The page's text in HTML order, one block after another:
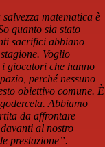
salvezza matematica è
quanto sia stato
sacrifici abbiano
Voglio
giocatori che hanno
perché nessuno
obiettivo comune. È
Abbiamo
da affrontare
al nostro
prestazione”.